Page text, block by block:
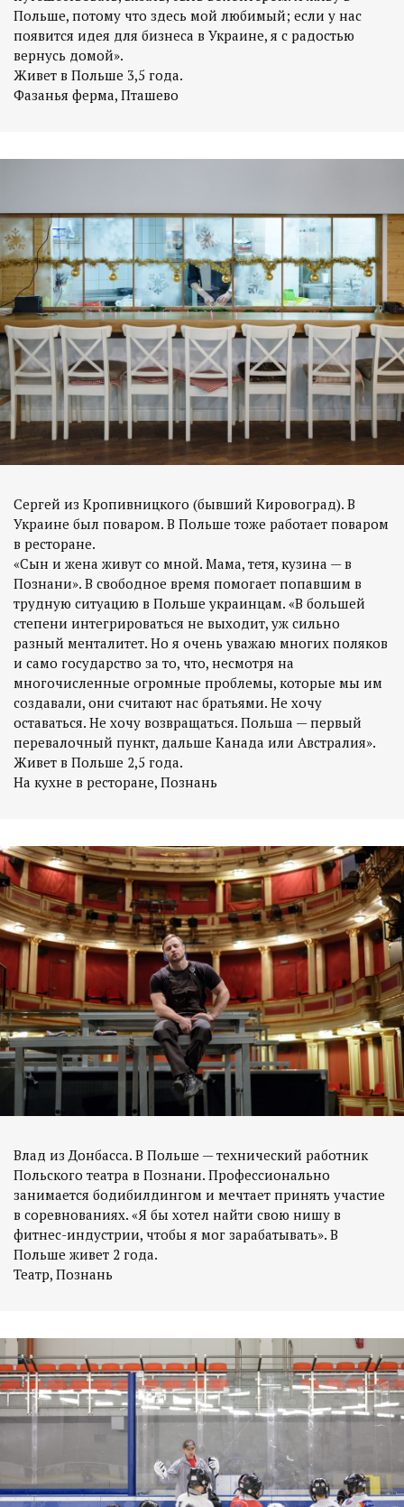
Польше, потому что здесь мой любимый; если у нас
появится идея для бизнеса в Украине, я с радостью
вернусь домой».
Живет в Польше 3,5 года.
Сергей из Кропивницкого (бывший Кировоград). В
Украине был поваром. В Польше тоже работает поваром
в ресторане.
«Сын и жена живут со мной. Мама, тетя, кузина — в
Познани». В свободное время помогает попавшим в
трудную ситуацию в Польше украинцам. «В большей
степени интегрироваться не выходит, уж сильно
разный менталитет. Но я очень уважаю многих поляков
и само государство за то, что, несмотря на
многочисленные огромные проблемы, которые мы им
создавали, они считают нас братьями. Не хочу
оставаться. Не хочу возвращаться. Польша — первый
перевалочный пункт, дальше Канада или Австралия».
Живет в Польше 2,5 года.
На кухне в ресторане, Познань
Влад из Донбасса. В Польше — технический работник
Польского театра в Познани. Профессионально
занимается бодибилдингом и мечтает принять участие
в соревнованиях. «Я бы хотел найти свою нишу в
фитнес-индустрии, чтобы я мог зарабатывать». В
Польше живет 2 года.